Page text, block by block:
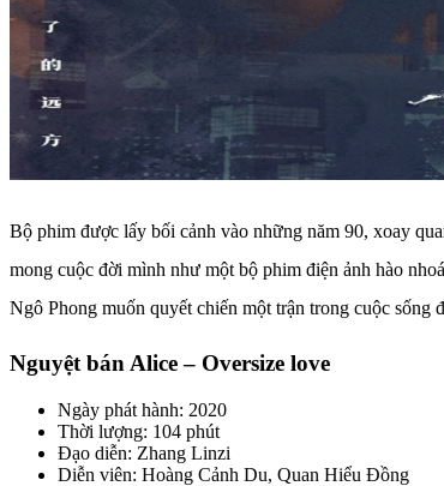
Bộ phim được lấy bối cảnh vào những năm 90, xoay
mong cuộc đời mình như một bộ phim điện ảnh hào
Ngô Phong muốn quyết chiến một trận trong cuộc sống
Nguyệt bán Alice – Oversize love
Ngày phát hành: 2020
Thời lượng: 104 phút
Đạo diễn: Zhang Linzi
Diễn viên: Hoàng Cảnh Du, Quan Hiểu Đồng